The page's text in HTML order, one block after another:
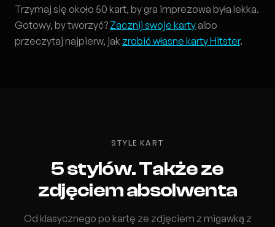
Trzymaj się około 50 kart, by gra imprezowa była lekka.
Gotowy, by tworzyć? Zacznij swoje karty albo
przeczytaj najpierw, jak zrobić własne karty Hitster.
STYLE KART
5 stylów. Także ze
zdjęciem absolwenta
Od klasycznego po kartę ze zdjęciem z migawką z